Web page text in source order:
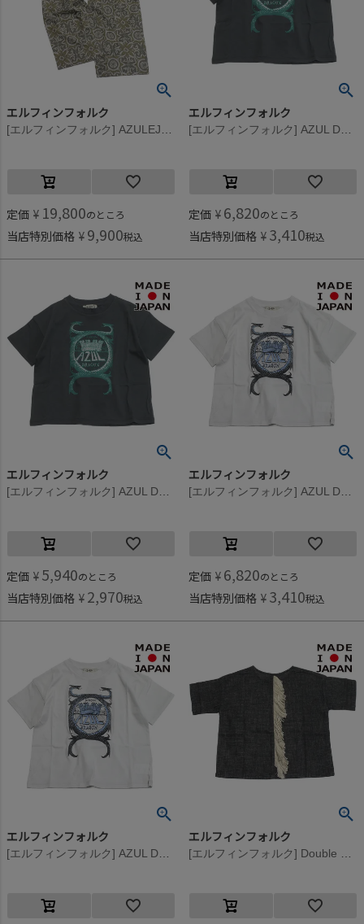
エルフィンフォルク
定価 ¥ 19,800のところ
当店特別価格 ¥ 9,900税込
エルフィンフォルク
定価 ¥ 6,820のところ
当店特別価格 ¥ 3,410税込
エルフィンフォルク
定価 ¥ 5,940のところ
当店特別価格 ¥ 2,970税込
エルフィンフォルク
定価 ¥ 6,820のところ
当店特別価格 ¥ 3,410税込
エルフィンフォルク エルフィンフォルク